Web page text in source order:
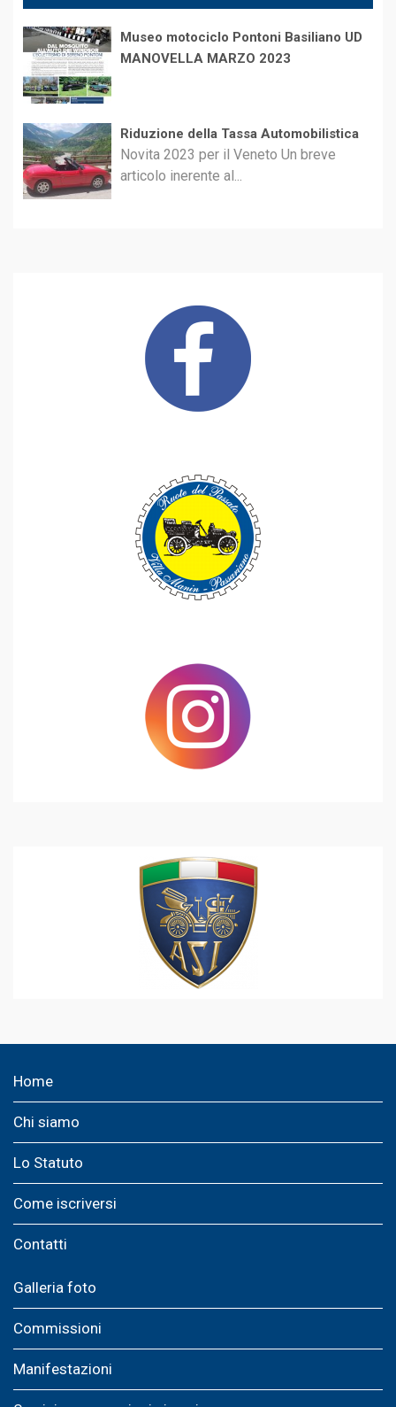
Museo motociclo Pontoni Basiliano UD
MANOVELLA MARZO 2023
Riduzione della Tassa Automobilistica
Novita 2023 per il Veneto Un breve
articolo inerente al...
Home
Chi siamo
Lo Statuto
Come iscriversi
Contatti
Galleria foto
Commissioni
Manifestazioni